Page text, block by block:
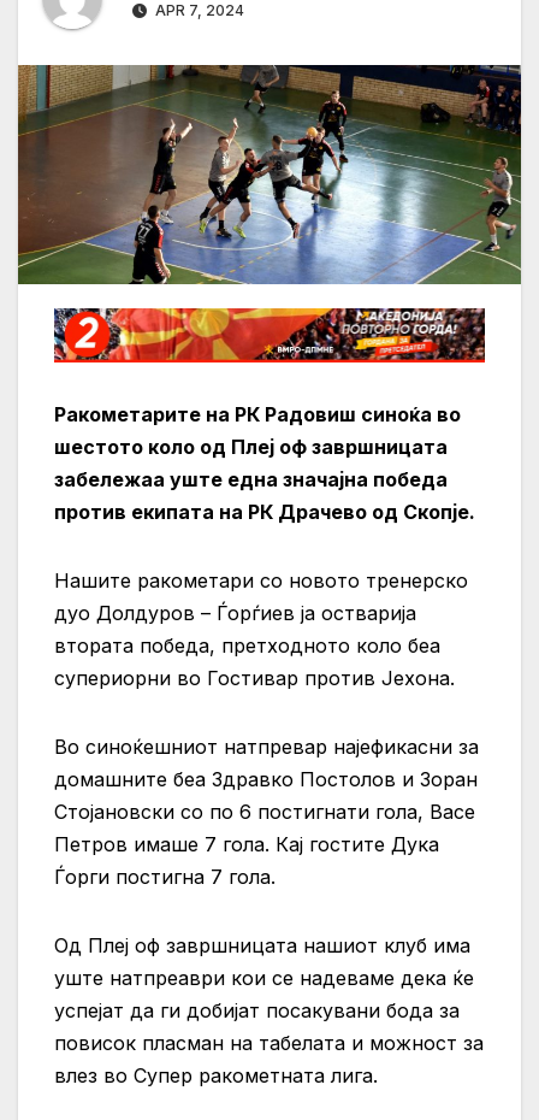
APR 7, 2024
Ракометарите на РК Радовиш синоќа во
шестото коло од Плеј оф завршницата
забележаа уште една значајна победа
против екипата на РК Драчево од Скопје.
Нашите ракометари со новото тренерско
дуо Долдуров – Ѓорѓиев ја остварија
втората победа, претходното коло беа
супериорни во Гостивар против Јехона.
Во синоќешниот натпревар најефикасни за
домашните беа Здравко Постолов и Зоран
Стојановски со по 6 постигнати гола, Васе
Петров имаше 7 гола. Кај гостите Дука
Ѓорги постигна 7 гола.
Од Плеј оф завршницата нашиот клуб има
уште натпреаври кои се надеваме дека ќе
успејат да ги добијат посакувани бода за
повисок пласман на табелата и можност за
влез во Супер ракометната лига.